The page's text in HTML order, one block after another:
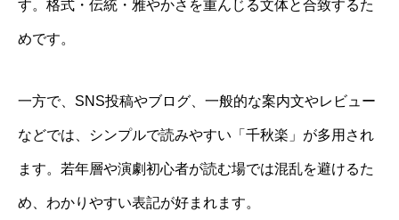
す。格式・伝統・雅やかさを重んじる文体と合致するた
めです。
一方で、SNS投稿やブログ、一般的な案内文やレビュー
などでは、シンプルで読みやすい「千秋楽」が多用され
ます。若年層や演劇初心者が読む場では混乱を避けるた
め、わかりやすい表記が好まれます。